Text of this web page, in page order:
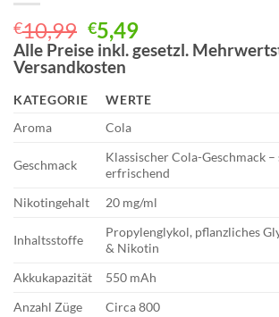
€10,99 Ursprünglicher
Preis
war:
€10,99
€5,49Aktueller
Preis
€5,49.
Alle Preise inkl. gesetzl.
Versandkosten
KATEGORIE
WERTE
Aroma
Cola
Geschmack
Klassischer Cola-Geschmack
erfrischend
Nikotingehalt
20 mg/ml
Inhaltsstoffe
Propylenglykol, pflanzliches
& Nikotin
Akkukapazität
550 mAh
Anzahl Züge
Circa 800